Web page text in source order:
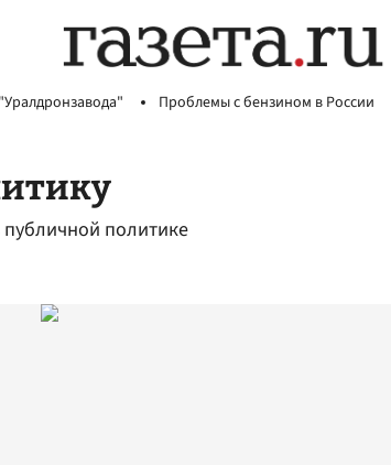
Проблемы с бензином в России
политике